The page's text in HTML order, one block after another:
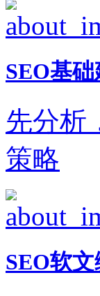
SEO基
先分析
策略
SEO软